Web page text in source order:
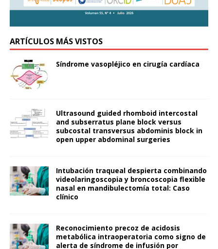
ARTÍCULOS MÁS VISTOS
Síndrome vasopléjico en cirugía cardíaca
Ultrasound guided rhomboid intercostal
and subserratus plane block versus
subcostal transversus abdominis block in
open upper abdominal surgeries
Intubación traqueal despierta combinando
videolaringoscopia y broncoscopia flexible
nasal en mandibulectomía total: Caso
clínico
Reconocimiento precoz de acidosis
metabólica intraoperatoria como signo de
alerta de síndrome de infusión por